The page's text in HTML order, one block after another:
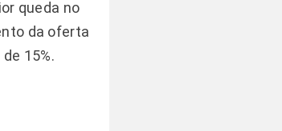
queda no
da oferta
15%.